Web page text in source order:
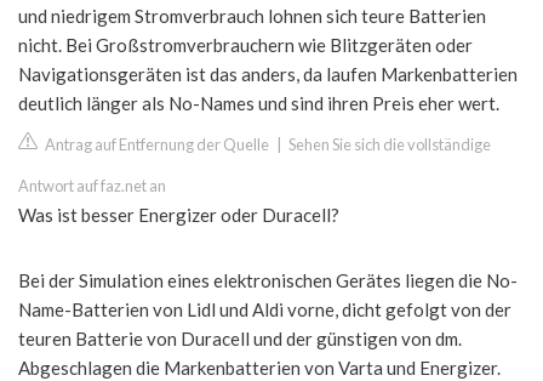
und niedrigem Stromverbrauch lohnen sich teure Batterien
nicht. Bei Großstromverbrauchern wie Blitzgeräten oder
Navigationsgeräten ist das anders, da laufen Markenbatterien
deutlich länger als No-Names und sind ihren Preis eher wert.
Antrag auf Entfernung der Quelle Sehen Sie sich die vollständige
Antwort auf faz.net an
Was ist besser Energizer oder Duracell?
Bei der Simulation eines elektronischen Gerätes liegen die No-
Name-Batterien von Lidl und Aldi vorne, dicht gefolgt von der
teuren Batterie von Duracell und der günstigen von dm.
Abgeschlagen die Markenbatterien von Varta und Energizer.